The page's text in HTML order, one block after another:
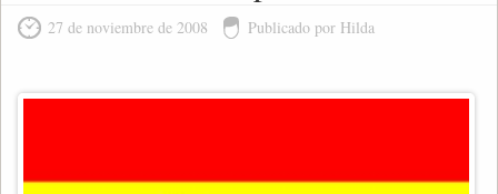
27 de noviembre de 2008 Publicado por Hilda